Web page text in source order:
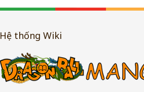
Hệ thống Wiki